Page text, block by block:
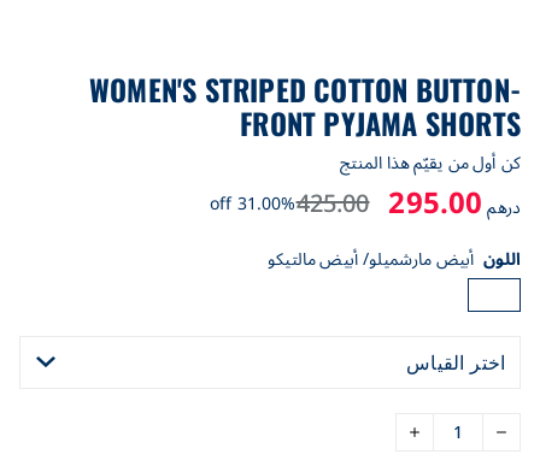
WOMEN'S STRIPED COTTON BUTTON-
FRONT PYJAMA SHORTS
كن أول من يقيّم هذا المنتج
درهم295.00
425.00
31.00% off
اللون أبيض مارشميلو/ أبيض مالتيكو
اختر القياس